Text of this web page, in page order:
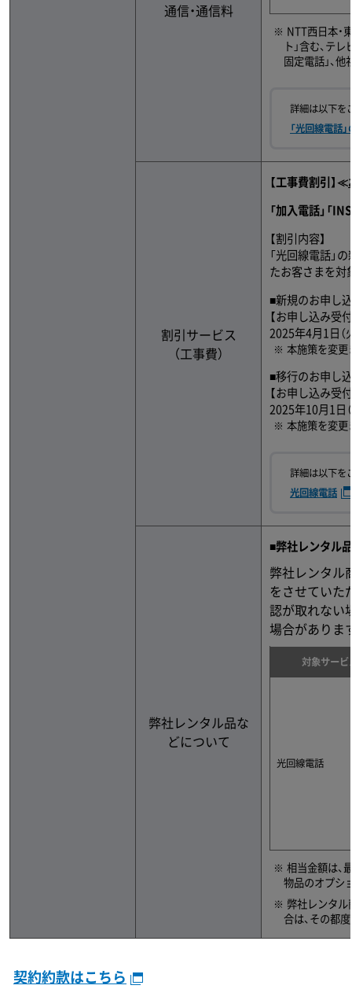
通信・通信料
NTT西日本・
ト」含む、テ
固定電話」、
詳細は以下を
「光回線電話
割引サービス
（工事費）
【工事費割引】≪
「加入電話」「
【割引内容】
「光回線電話」
たお客さまを対
■新規のお申し
【お申し込み受
2025年4月1日（
本施策を変更
■移行のお申し
【お申し込み受
2025年10月1日
本施策を変更
詳細は以下を
光回線電話
弊社レンタル品な
どについて
■弊社レンタル
弊社レンタル
をさせていた
認が取れない
場合がありま
対象サービ
光回線電話
相当金額は、
物品のオプシ
弊社レンタル
合は、その都
契約約款はこちら